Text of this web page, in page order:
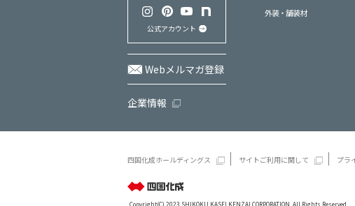
公式アカウント
Webメルマガ登録
企業情報
外装・舗装材
四国化成ホールディングス サイトご利用に関して プラ
Copyright(C) 2023 SHIKOKU KASEI KENZAI CORPORATION. All Rights Reserved.